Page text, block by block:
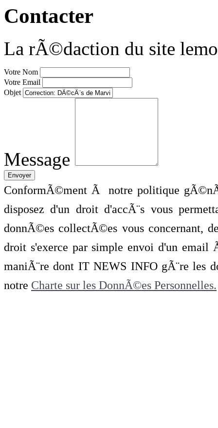
Contacter
La rÃ©daction du site
Votre Nom
Votre Email
Objet
Message
ConformÃ©ment Ã notre politique
disposez d'un droit d'accÃ¨s vous
donnÃ©es collectÃ©es vous concernant,
droit s'exerce par simple envoi d'un
maniÃ¨re dont IT NEWS INFO gÃ¨re les
notre Charte sur les DonnÃ©es Personnelles.